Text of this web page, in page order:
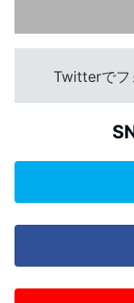
Twitterでフ